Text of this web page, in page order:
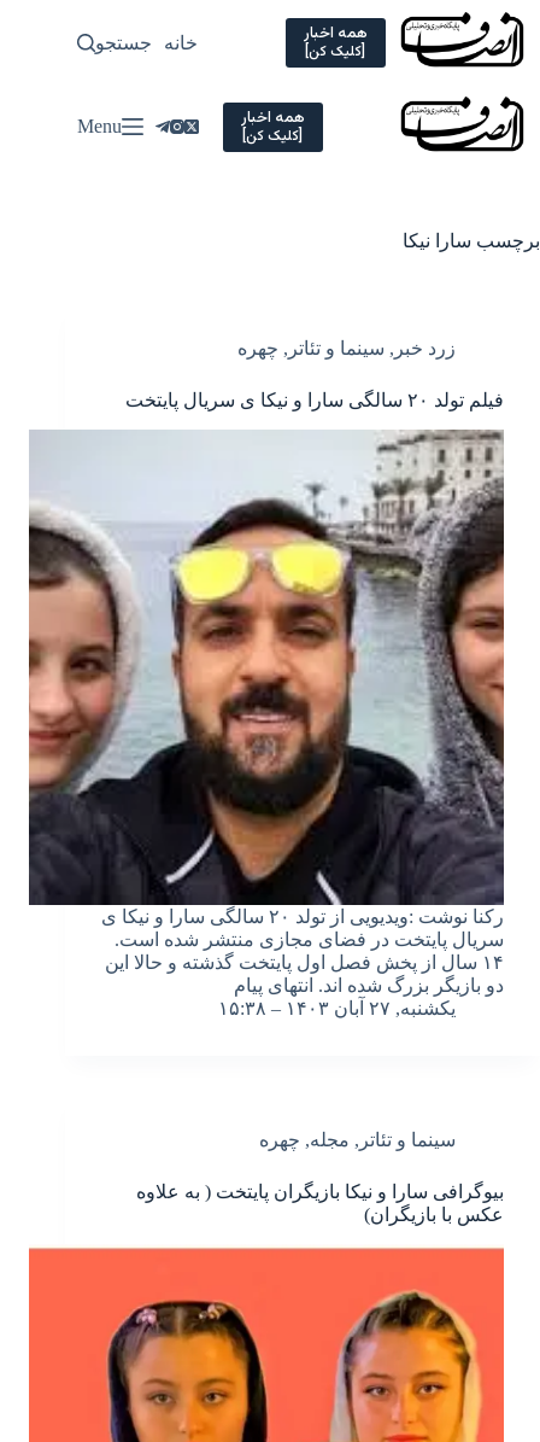
Skip
content
همه اخبار
[کلیک کن] خانه سیاسی
جستجو
همه اخبار
[کلیک کن] Menu
برچسب سارا نیکا
زرد خبر , سینما و تئاتر , چهره
ف️یلم تولد ۲۰ سالگی سارا و نیکا ی سریال پایتخت
رکنا نوشت :ویدیویی از ️تولد ۲۰ سالگی سارا و نیکا ی
سریال پایتخت در فضای مجازی منتشر شده است.
۱۴ سال از پخش فصل اول پایتخت گذشته و حالا این
دو بازیگر بزرگ شده اند. انتهای پیام
یکشنبه, ۲۷ آبان ۱۴۰۳ – ۱۵:۳۸
سینما و تئاتر , مجله, چهره
بیوگرافی سارا و نیکا بازیگران پایتخت ( به علاوه
عکس با بازیگران)